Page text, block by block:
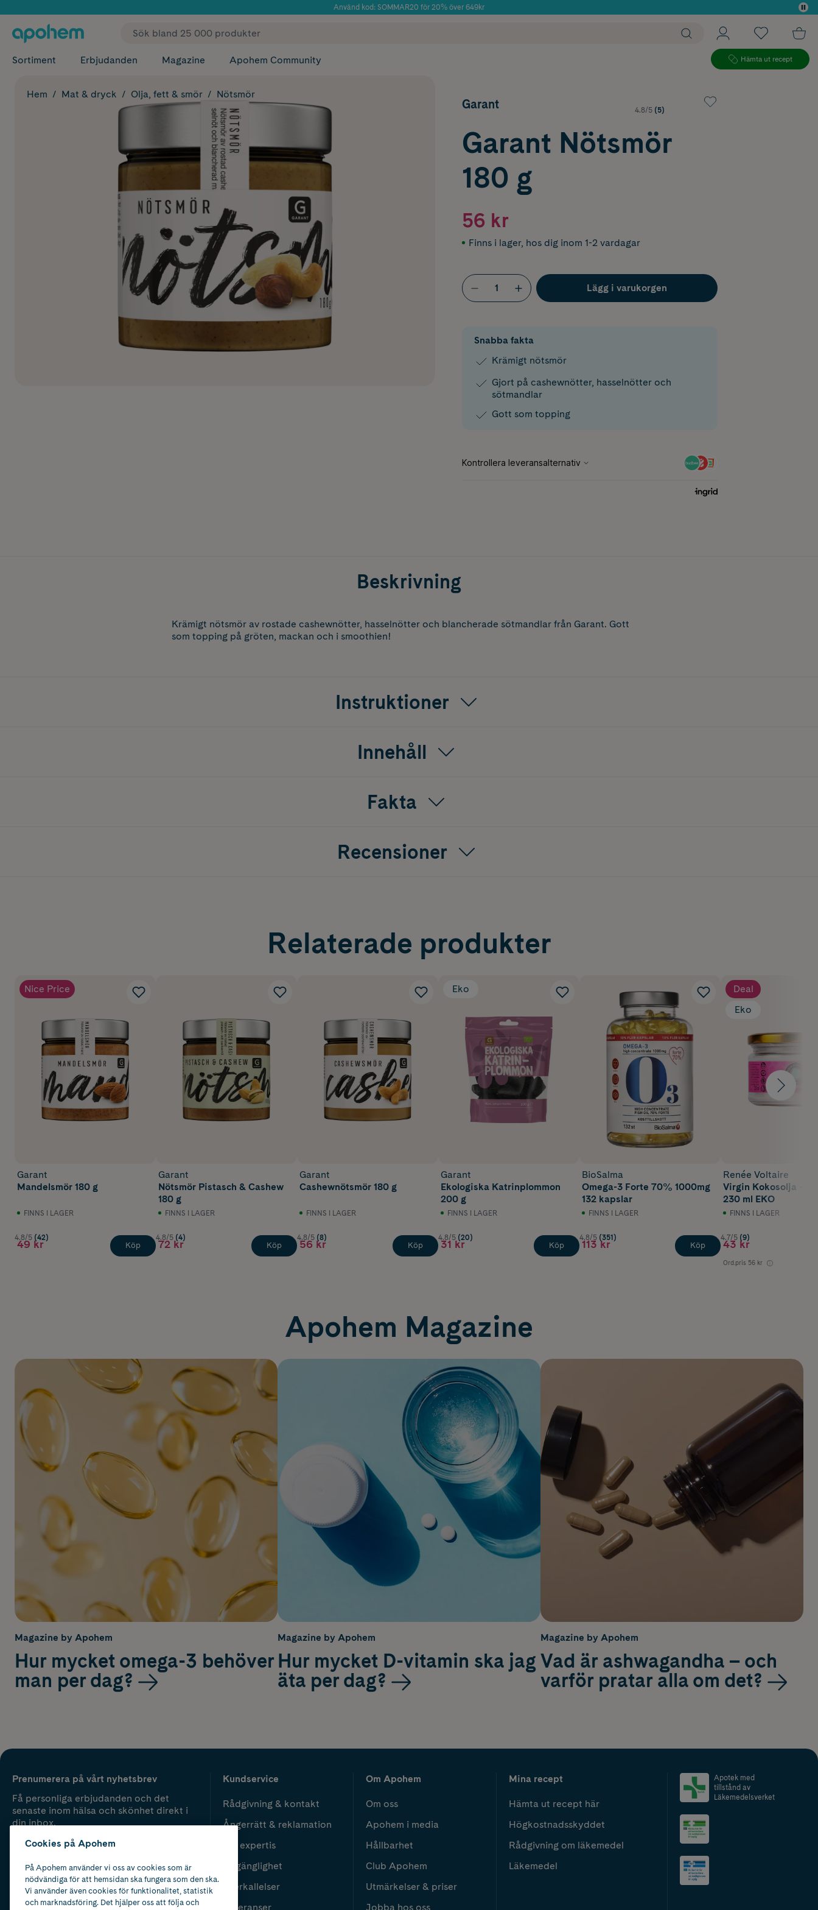
Använd kod: SOMMAR20 för 20% över 649kr
✓ Fri frakt
Sortiment Erbjudanden Magazine Apohem Community Hämta ut recept
Hem Mat & dryck Olja, fett & smör Nötsmör
Garant 4.8/5 (5)
Garant Nötsmör
180 g
56 kr
Finns i lager, hos dig inom 1-2 vardagar
Lägg i varukorgen
Snabba fakta
Krämigt nötsmör
Gjort på cashewnötter, hasselnötter och
sötmandlar
Gott som topping
Beskrivning
Krämigt nötsmör av rostade cashewnötter, hasselnötter och blancherade sötmandlar från Garant. Gott
som topping på gröten, mackan och i smoothien!
Instruktioner
Innehåll
Fakta
Recensioner
Relaterade produkter
Nice Price
Garant
Mandelsmör 180 g
FINNS I LAGER
4.8/5 (42)
49 kr Köp
Garant
Nötsmör Pistasch & Cashew
180 g
FINNS I LAGER
4.8/5 (4)
72 kr Köp
Garant
Cashewnötsmör 180 g
FINNS I LAGER
4.8/5 (8)
56 kr Köp
Eko
Garant
Ekologiska Katrinplommon
200 g
FINNS I LAGER
4.8/5 (20)
31 kr Köp
BioSalma
Omega-3 Forte 70% 1000mg
132 kapslar
FINNS I LAGER
4.8/5 (351)
113 kr Köp
Deal
Eko
Renée Voltaire
Virgin Kokosolja -
230 ml EKO
FINNS I LAGER
4.7/5 (9)
43 kr
Ord.pris 56 kr
Apohem Magazine
Magazine by Apohem
Hur mycket omega-3 behöver
man per dag?
Magazine by Apohem
Hur mycket D-vitamin ska jag
äta per dag?
Magazine by Apohem
Vad är ashwagandha – och
varför pratar alla om det?
Prenumerera på vårt nyhetsbrev
Få personliga erbjudanden och det
senaste inom hälsa och skönhet direkt i
din inbox.
Kundservice
Rådgivning & kontakt
Ångerrätt & reklamation
Vår expertis
Tillgänglighet
Återkallelser
Leveranser
Om Apohem
Om oss
Apohem i media
Hållbarhet
Club Apohem
Utmärkelser & priser
Jobba hos oss
Mina recept
Hämta ut recept här
Högkostnadsskyddet
Rådgivning om läkemedel
Läkemedel
Apotek med
tillstånd av
Läkemedelsverket
Cookies på Apohem
På Apohem använder vi oss av cookies som är
nödvändiga för att hemsidan ska fungera som den ska.
Vi använder även cookies för funktionalitet, statistik
och marknadsföring. Det hjälper oss att följa och